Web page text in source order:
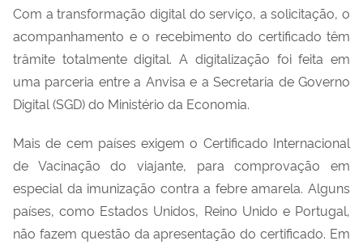
Com a transformação digital do serviço, a solicitação, o
acompanhamento e o recebimento do certificado têm
trâmite totalmente digital. A digitalização foi feita em
uma parceria entre a Anvisa e a Secretaria de Governo
Digital (SGD) do Ministério da Economia.
Mais de cem países exigem o Certificado Internacional
de Vacinação do viajante, para comprovação em
especial da imunização contra a febre amarela. Alguns
países, como Estados Unidos, Reino Unido e Portugal,
não fazem questão da apresentação do certificado. Em